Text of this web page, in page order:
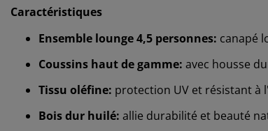
Caractéristiques
Ensemble lounge 4,5 personnes: canapé
Coussins haut de gamme: avec housse
Tissu oléfine: protection UV et résistant à
Bois dur huilé: allie durabilité et beauté